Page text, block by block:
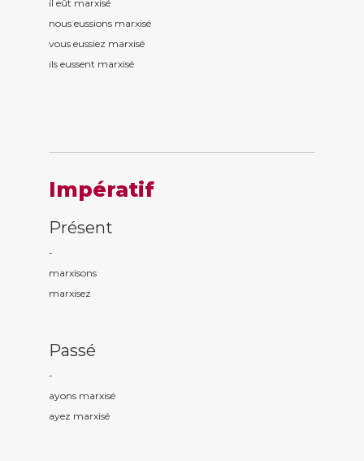
il eût marxisé
nous eussions marxisé
vous eussiez marxisé
ils eussent marxisé
Impératif
Présent
-
marxisons
marxisez
Passé
-
ayons marxisé
ayez marxisé